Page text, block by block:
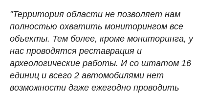
"Территория области не позволяет нам
полностью охватить мониторингом все
объекты. Тем более, кроме мониторинга, у
нас проводятся реставрация и
археологические работы. И со штатом 16
единиц и всего 2 автомобилями нет
возможности даже ежегодно проводить